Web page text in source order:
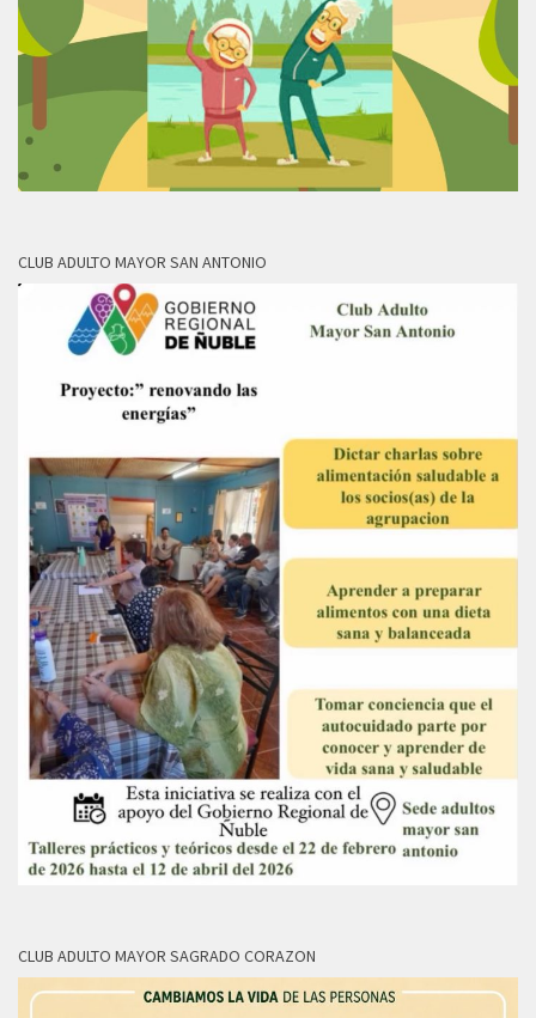
CLUB ADULTO MAYOR SAN ANTONIO
CLUB ADULTO MAYOR SAGRADO CORAZON